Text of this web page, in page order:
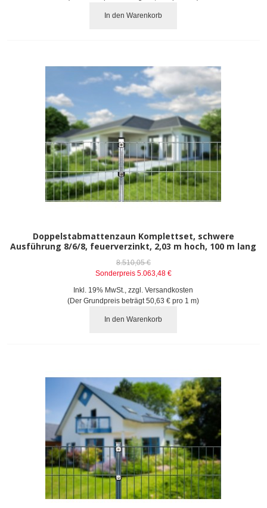
In den Warenkorb
Doppelstabmattenzaun Komplettset, schwere
Ausführung 8/6/8, feuerverzinkt, 2,03 m hoch, 100 m lang
8.510,05 €
Sonderpreis 5.063,48 €
Inkl. 19% MwSt.
,zzgl.Versandkosten
(Der Grundpreis beträgt50,63 € pro 1 m)
In den Warenkorb